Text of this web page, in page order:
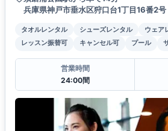
兵庫県神戸市垂水区狩口台1丁目16番2号
タオルレンタル シューズレンタル
ウェア
レッスン振替可
キャンセル可 プール
営業時間
24:00間